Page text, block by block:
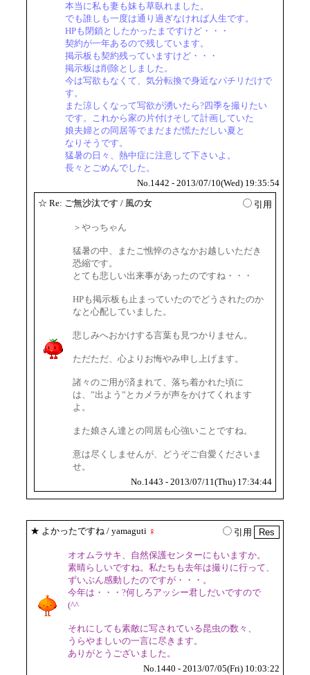
本当に私も妻も妹も草臥れました。
でも誰しも一度は通り過ぎなければ人生です。
HPも閉鎖としたかったまですけど・・・
契約が一年あるので残しています。
掲示板も契約残っていますけど・・・
掲示板は削除としました。
今は写欲もなくて、気分転換で身近なパチリだけで
す。
また涼しくなって写欲が湧いたら?四季を撮りたい
です。これから家の片付けそして計画していた
娘夫婦との同居等でまだまだ慌ただしい夏と
なりそうです。
猛暑の日々、熱中症に注意して下さいよ。
長々とごめんでした。
No.1442 - 2013/07/10(Wed) 19:35:54
☆ Re: ご無沙汰です / 風の女 引用
＞やっちゃん
猛暑の中、またご憔悴のさなかお越しいただき
恐縮です。
とても悲しい出来事があったのですね・・・
HPも掲示板も止まっていたのでどうされたのか
なと心配していました。
悲しみへおかけする言葉も見つかりません。
ただただ、心よりお悔やみ申し上げます。
諸々のご用が済まれて、落ち着かれた頃に
は、”出よう”とカメラが声をかけてくれます
よ。
また娘さん達との同居も心強いことですね。
意は尽くしませんが、どうぞご自愛くださいま
せ。
No.1443 - 2013/07/11(Thu) 17:34:44
★ よかったですね / yamaguti ♀ 引用
オオムラサキ、自然保護センターにもいますか。
素晴らしいですね。私たちも去年は撮りに行って、
ずいぶん感動したのですが・・・。
今年は・・・?何しろアッシー君しだいですので
(^^ゞ
それにしても素敵に写されている昆虫の数々、
うらやましいの一言に尽きます。
ありがとうございました。
No.1440 - 2013/07/05(Fri) 10:03:22